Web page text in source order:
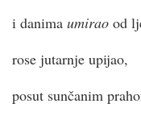
i danima umirao od
rose jutarnje upijao,
posut sunčanim